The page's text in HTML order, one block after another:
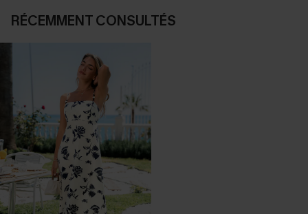
RÉCEMMENT CONSULTÉS